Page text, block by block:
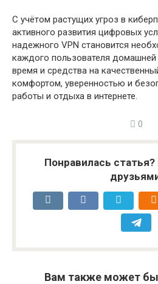
С учётом растущих угроз в
активного развития цифровых
надежного VPN становится
каждого пользователя домашней
время и средства на
комфортом, уверенностью и
работы и отдыха в интернете.
0
Понравилась
Вам также может